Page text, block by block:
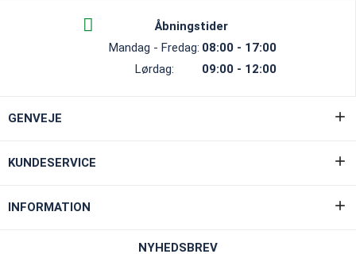
Åbningstider
Mandag - Fredag: 08:00 - 17:00
Lørdag:
09:00 - 12:00
GENVEJE
KUNDESERVICE
INFORMATION
NYHEDSBREV